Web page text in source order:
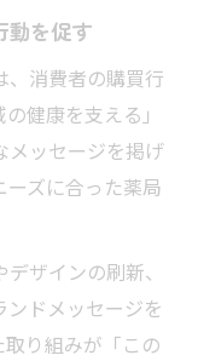
動を促す
、消費者の購買行
健康を支える」
メッセージを掲げ
ズに合った薬局
ザインの刷新、
ドメッセージを
り組みが「この